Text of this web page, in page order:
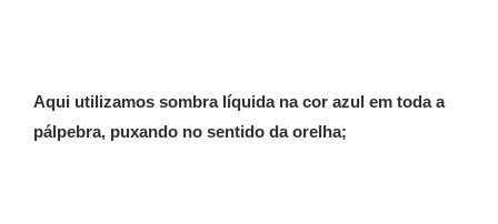
Aqui utilizamos sombra líquida na cor azul em toda a
pálpebra, puxando no sentido da orelha;